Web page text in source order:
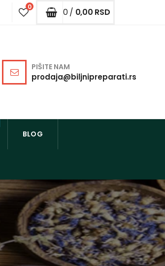
0 0 / 0,00 RSD
PIŠITE NAM
prodaja@biljnipreparati.rs
BLOG